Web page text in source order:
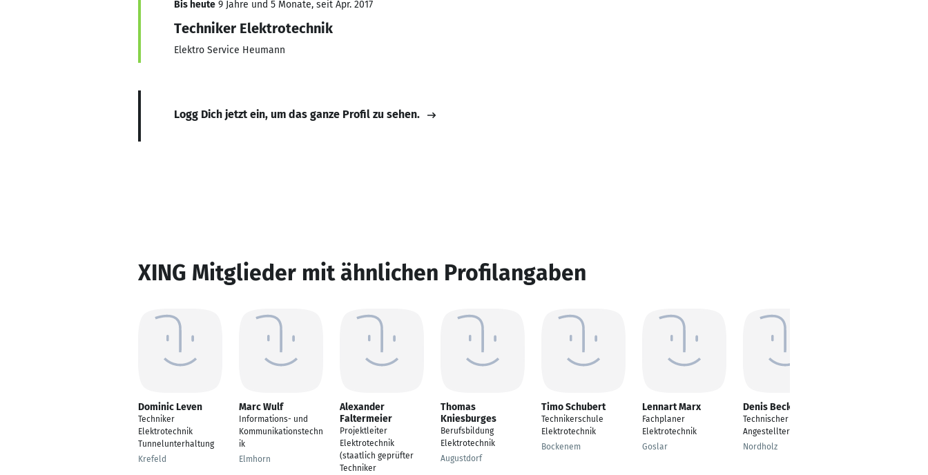
Bis heute 9 Jahre und 5 Monate, seit Apr. 2017
Techniker Elektrotechnik
Elektro Service Heumann
Logg Dich jetzt ein, um das ganze Profil zu sehen.
XING Mitglieder mit ähnlichen Profilangaben
Dominic Leven
Techniker
Elektrotechnik
Tunnelunterhaltung
Krefeld
Marc Wulf
Informations- und
Kommunikationstechn
ik
Elmhorn
Alexander
Faltermeier
Projektleiter
Elektrotechnik
(staatlich geprüfter
Techniker
Thomas
Kniesburges
Berufsbildung
Elektrotechnik
Augustdorf
Timo Schubert
Technikerschule
Elektrotechnik
Bockenem
Lennart Marx
Fachplaner
Elektrotechnik
Goslar
Denis Becker
Technischer
Angestellter
Nordholz